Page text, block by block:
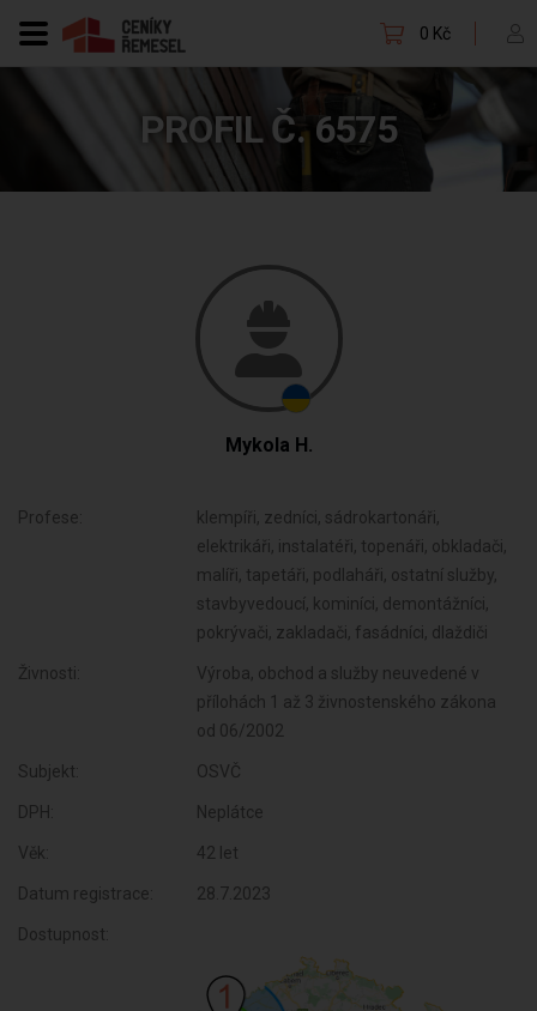
0 Kč
PROFIL Č. 6575
Mykola H.
Profese:
klempíři, zedníci, sádrokartonáři,
elektrikáři, instalatéři, topenáři, obkladači,
malíři, tapetáři, podlaháři, ostatní služby,
stavbyvedoucí, kominíci, demontážníci,
pokrývači, zakladači, fasádníci, dlaždiči
Živnosti:
Výroba, obchod a služby neuvedené v
přílohách 1 až 3 živnostenského zákona
od 06/2002
Subjekt: OSVČ
DPH: Neplátce
Věk: 42 let
Datum registrace: 28.7.2023
Dostupnost: